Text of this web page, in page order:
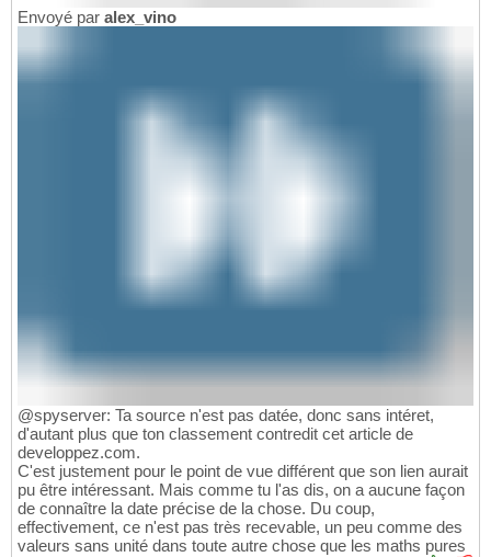
Envoyé par alex_vino
@spyserver: Ta source n'est pas datée, donc sans intéret,
d'autant plus que ton classement contredit cet article de
developpez.com.
C'est justement pour le point de vue différent que son lien aurait
pu être intéressant. Mais comme tu l'as dis, on a aucune façon
de connaître la date précise de la chose. Du coup,
effectivement, ce n'est pas très recevable, un peu comme des
valeurs sans unité dans toute autre chose que les maths pures